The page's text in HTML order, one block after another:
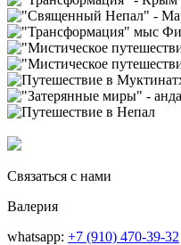
Связаться с нами
Валерия
whatsapp: +7 (910) 470-39-32